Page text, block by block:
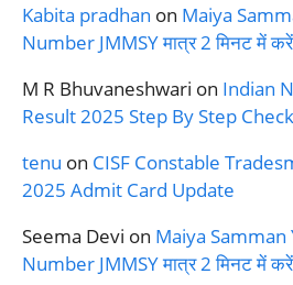
Kabita pradhan on Maiya
Number JMMSY मात्र 2 मिनट में करें
M R Bhuvaneshwari on Indian
Result 2025 Step By Step Check
tenu on CISF Constable
2025 Admit Card Update
Seema Devi on Maiya
Number JMMSY मात्र 2 मिनट में करें